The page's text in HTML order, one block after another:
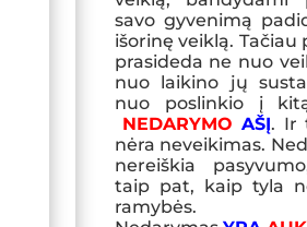
savo gyvenimą
išorinę veiklą. Tačiau
prasideda ne nuo
nuo laikino jų
nuo poslinkio į
NEDARYMOAŠĮ. Ir
nėra neveikimas.
nereiškia
taip pat, kaip tyla
ramybės.